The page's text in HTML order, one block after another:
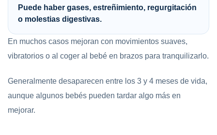
Puede haber gases, estreñimiento, regurgitación
o molestias digestivas.
En muchos casos mejoran con movimientos suaves,
vibratorios o al coger al bebé en brazos para tranquilizarlo.
Generalmente desaparecen entre los 3 y 4 meses de vida,
aunque algunos bebés pueden tardar algo más en
mejorar.